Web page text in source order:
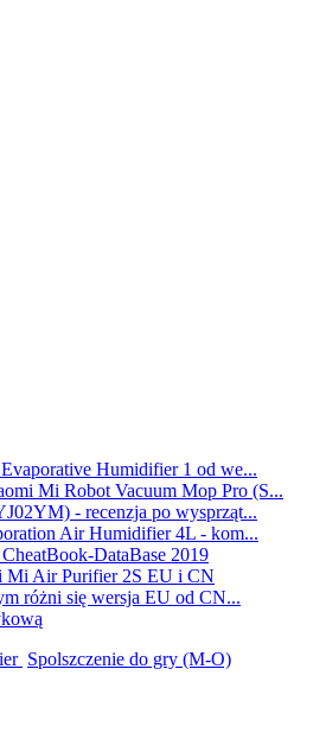
Humidifier 1 od we...
Mi Robot Vacuum Mop Pro (S...
- recenzja po wysprząt...
Air Humidifier 4L - kom...
DataBase 2019
Mi Air Purifier 2S EU i CN
różni się wersja EU od CN...
Spolszczenie do gry (M-O)